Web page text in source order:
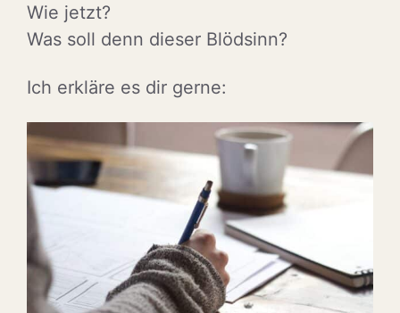
Wie jetzt?
Was soll denn dieser Blödsinn?
Ich erkläre es dir gerne: